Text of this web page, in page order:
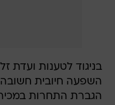
בניגוד לטענות ועדת
השפעה חיובית
הגברת התחרות